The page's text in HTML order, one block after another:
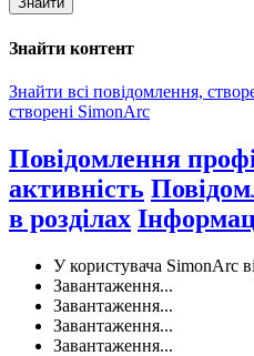
Знайти контент
Знайти всі повідомлення,
створені SimonArc
Повідомлення
активність
в розділах
У користувача SimonArc
Завантаження...
Завантаження...
Завантаження...
Завантаження...